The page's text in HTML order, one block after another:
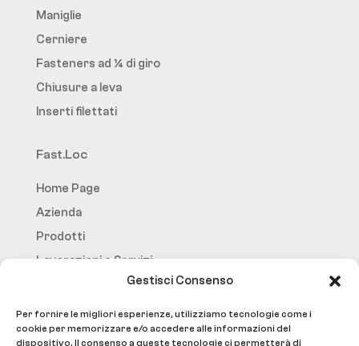
Gestisci Consenso
Per fornire le migliori esperienze, utilizziamo tecnologie come i
cookie per memorizzare e/o accedere alle informazioni del
dispositivo. Il consenso a queste tecnologie ci permetterà di
Maniglie
Cerniere
Fasteners ad ¼ di giro
Chiusure a leva
Inserti filettati
Fast.Loc
Home Page
Azienda
Prodotti
Lavorazioni e Servizi
Social